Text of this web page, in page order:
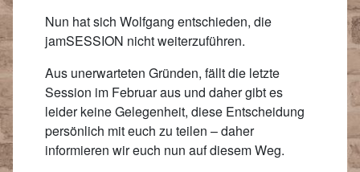
Nun hat sich Wolfgang entschieden, die
jamSESSION nicht weiterzuführen.
Aus unerwarteten Gründen, fällt die letzte
Session im Februar aus und daher gibt es
leider keine Gelegenheit, diese Entscheidung
persönlich mit euch zu teilen – daher
informieren wir euch nun auf diesem Weg.